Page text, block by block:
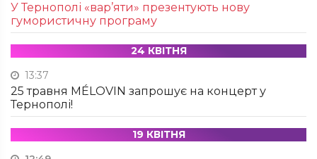
У Тернополі «вар’яти» презентують нову
гумористичну програму
24 КВІТНЯ
13:37
25 травня MÉLOVIN запрошує на концерт у
Тернополі!
19 КВІТНЯ